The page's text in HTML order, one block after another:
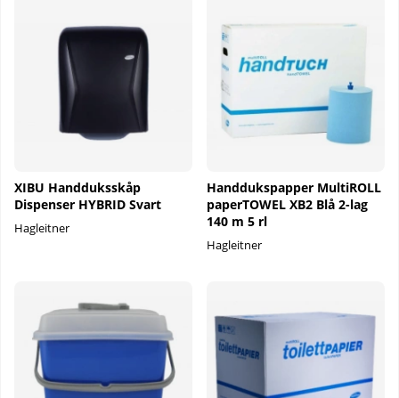
XIBU Handduksskåp
Dispenser HYBRID Svart
Hagleitner
Handdukspapper MultiROLL
paperTOWEL XB2 Blå 2-lag
140 m 5 rl
Hagleitner